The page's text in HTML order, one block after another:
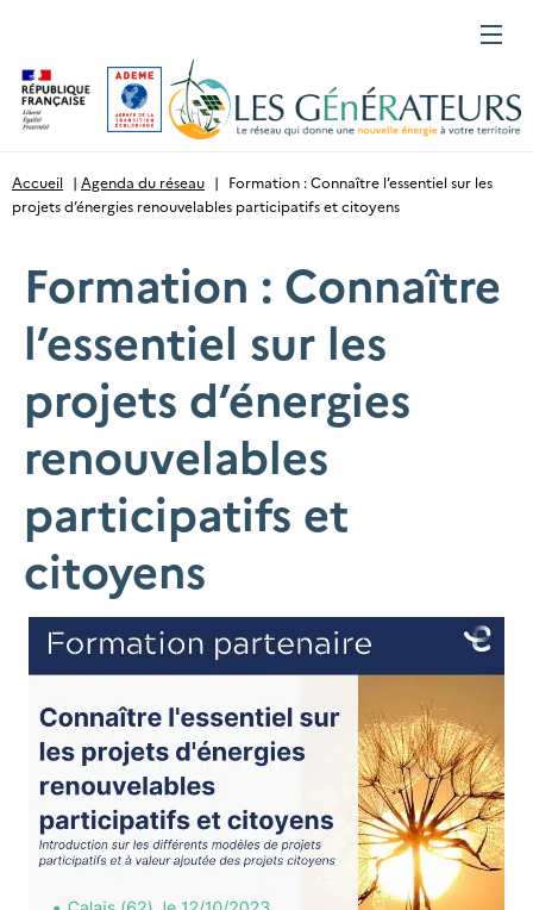
Menu
Accueil | Agenda du réseau | Formation : Connaître l’essentiel sur les
projets d’énergies renouvelables participatifs et citoyens
Formation : Connaître
l’essentiel sur les
projets d’énergies
renouvelables
participatifs et
citoyens